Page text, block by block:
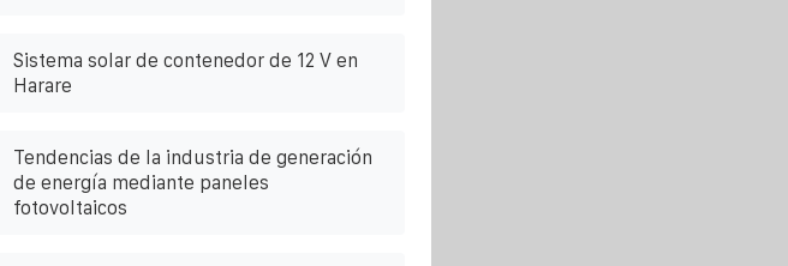
Sistema solar de contenedor de 12 V en
Harare
Tendencias de la industria de generación
de energía mediante paneles
fotovoltaicos